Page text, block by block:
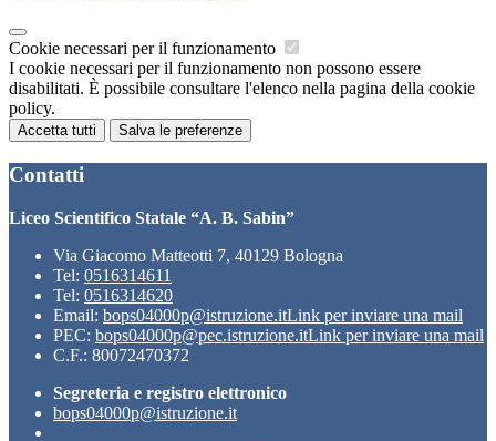
Cookie necessari per il funzionamento
I cookie necessari per il funzionamento non possono essere
disabilitati. È possibile consultare l'elenco nella pagina della cookie
policy.
Accetta tutti Salva le preferenze
Contatti
Liceo Scientifico Statale “A. B. Sabin”
Via Giacomo Matteotti 7, 40129 Bologna
Tel: 0516314611
Tel: 0516314620
Email: bops04000p@istruzione.itLink per inviare una mail
PEC: bops04000p@pec.istruzione.itLink per inviare una mail
C.F.: 80072470372
Segreteria e registro elettronico
bops04000p@istruzione.it